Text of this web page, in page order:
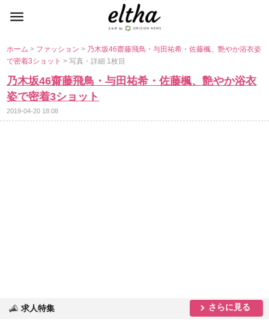
ホーム> ファッション> 乃木坂46齋藤飛鳥・与田祐希・佐藤楓、艶やか浴衣姿
で密着3ショット> 写真・詳細 1枚目
乃木坂46齋藤飛鳥・与田祐希・佐藤楓、艶やか浴衣
姿で密着3ショット
2019-04-20 18:08
求人特集 さらに見る